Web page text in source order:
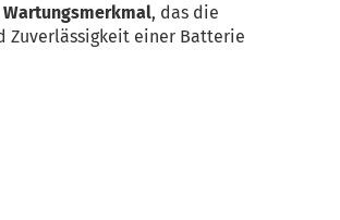
, das die
Zuverlässigkeit einer Batterie